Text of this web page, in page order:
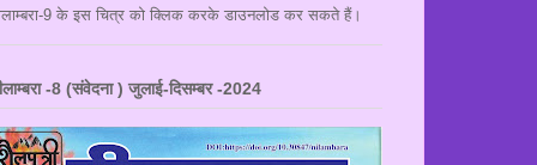
9 के इस चित्र को क्लिक करके डाउनलोड कर सकते हैं।
-8 (संवेदना ) जुलाई-दिसम्बर -2024